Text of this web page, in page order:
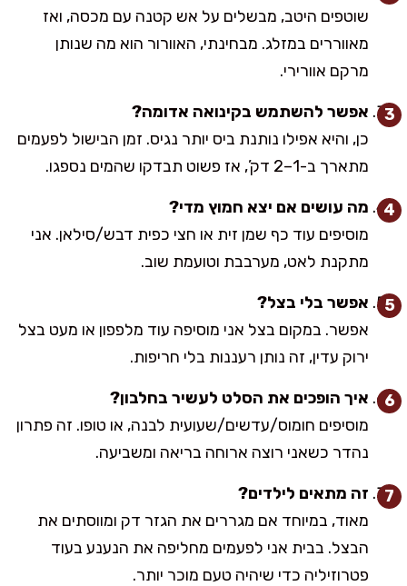
שוטפים היטב, מבשלים על אש קטנה עם מכסה, ואז
מאווררים במזלג. מבחינתי, האוורור הוא מה שנותן
מרקם אוורירי.
אפשר להשתמש בקינואה אדומה?
כן, והיא אפילו נותנת ביס יותר נגיס. זמן הבישול לפעמים
מתארך ב-1–2 דק’, אז פשוט תבדקו שהמים נספגו.
מה עושים אם יצא חמוץ מדי?
מוסיפים עוד כף שמן זית או חצי כפית דבש/סילאן. אני
מתקנת לאט, מערבבת וטועמת שוב.
אפשר בלי בצל?
אפשר. במקום בצל אני מוסיפה עוד מלפפון או מעט בצל
ירוק עדין, זה נותן רעננות בלי חריפות.
איך הופכים את הסלט לעשיר בחלבון?
מוסיפים חומוס/עדשים/שעועית לבנה, או טופו. זה פתרון
נהדר כשאני רוצה ארוחה בריאה ומשביעה.
זה מתאים לילדים?
מאוד, במיוחד אם מגררים את הגזר דק ומווסתים את
הבצל. בבית אני לפעמים מחליפה את הנענע בעוד
פטרוזיליה כדי שיהיה טעם מוכר יותר.